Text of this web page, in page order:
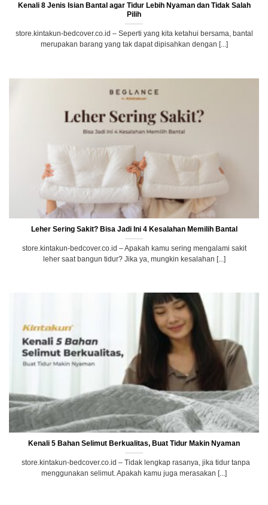
Kenali 8 Jenis Isian Bantal agar Tidur Lebih Nyaman dan Tidak Salah
Pilih
store.kintakun-bedcover.co.id – Seperti yang kita ketahui bersama, bantal
merupakan barang yang tak dapat dipisahkan dengan [...]
Leher Sering Sakit? Bisa Jadi Ini 4 Kesalahan Memilih Bantal
store.kintakun-bedcover.co.id – Apakah kamu sering mengalami sakit
leher saat bangun tidur? Jika ya, mungkin kesalahan [...]
Kenali 5 Bahan Selimut Berkualitas, Buat Tidur Makin Nyaman
store.kintakun-bedcover.co.id – Tidak lengkap rasanya, jika tidur tanpa
menggunakan selimut. Apakah kamu juga merasakan [...]